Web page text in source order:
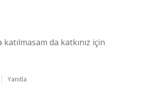
da katkınız için
Yanıtla